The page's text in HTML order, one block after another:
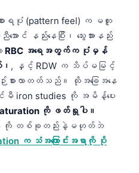
ားရပုံ (pattern feel) က မတူ
ာင် နည်းနေပြီး၊ သွေးအားနည်း
RBC အရေအတွက်က ပုံမှန်
, နှင့် RDW က သိပ်မမြင့်
စားလာတတ်သည်။ ထိုအခြေအနေ
မီ iron studies ကို အမိန့်ပေး
ကို ဖတ်ရှုပါ။
ကို တစ်ခုတည်းနဲ့မဟုတ်ဘဲ
က သံအကြောင်းအရာကို ပို